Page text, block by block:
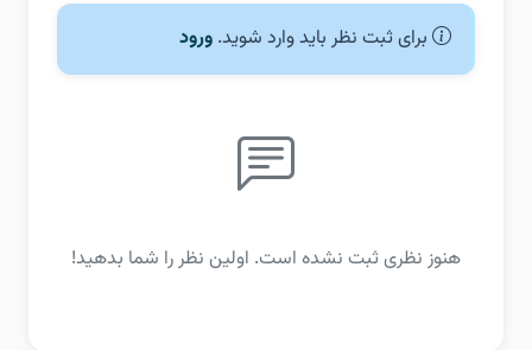
برای ثبت نظر باید وارد شوید. ورود
هنوز نظری ثبت نشده است. اولین نظر را شما بدهید!